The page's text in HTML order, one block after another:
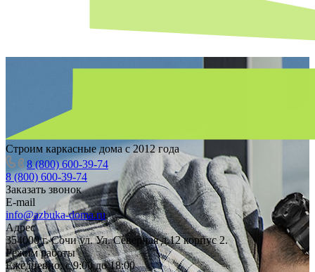
Строим каркасные дома с 2012 года
8 (800) 600-39-74
8 (800) 600-39-74
Заказать звонок
E-mail
info@azbuka-doma.ru
Адрес
354000 г. Сочи ул. Ул. Северная д.12 корпус 2.
Режим работы
Ежедневно: с 9:00 до 18:00